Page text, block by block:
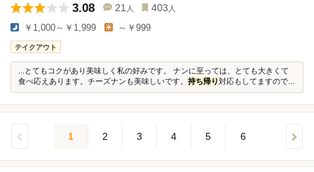
3.08 21 人 403 人
￥1,000～￥1,999 ～￥999
テイクアウト
...とてもコクがあり美味しく私の好みです。 ナンに至っては、とても大きくて
食べ応えあります。チーズナンも美味しいです。 持ち帰り対応もしてますので...
1 2 3 4 5 6